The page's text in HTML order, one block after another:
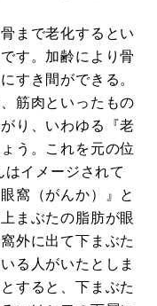
まで老化するとい
す。加齢により骨
すき間ができる。
筋肉といったもの
り、いわゆる『老
う。これを元の位
イメージされて
窩（がんか）』と
まぶたの脂肪が眼
外に出て下まぶた
る人がいたとしま
すると、下まぶた